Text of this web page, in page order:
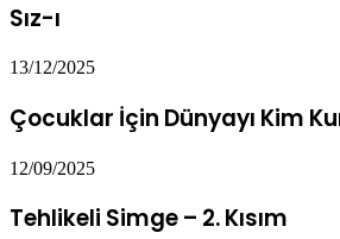
Sız-ı
13/12/2025
Çocuklar İçin Dünyayı Kim
12/09/2025
Tehlikeli Simge – 2. Kısım